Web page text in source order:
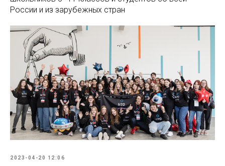
России и из зарубежных стран
2023-04-20 12:06